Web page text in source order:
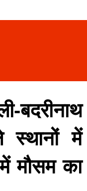
स्थानों में
में मौसम का